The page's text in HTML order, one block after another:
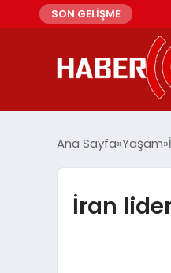
SON GELİŞME
Ana Sayfa Yaşam
İran